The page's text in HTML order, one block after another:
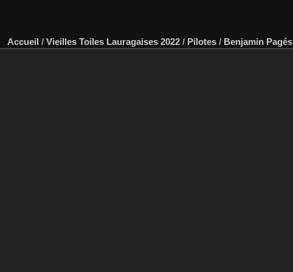
Accueil / Vieilles Toiles Lauragaises 2022 / Pilotes / Benjamin Pagés